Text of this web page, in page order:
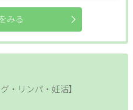
みる
・リンパ・妊活】